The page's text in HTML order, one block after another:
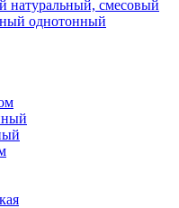
натуральный, смесовый
однотонный